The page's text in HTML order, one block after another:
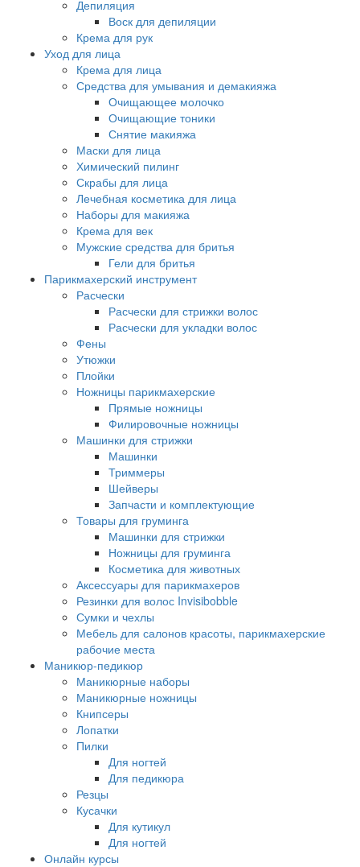
Депиляция
Воск для депиляции
Крема для рук
Уход для лица
Крема для лица
Средства для умывания и демакияжа
Очищающее молочко
Очищающие тоники
Снятие макияжа
Маски для лица
Химический пилинг
Скрабы для лица
Лечебная косметика для лица
Наборы для макияжа
Крема для век
Мужские средства для бритья
Гели для бритья
Парикмахерский инструмент
Расчески
Расчески для стрижки волос
Расчески для укладки волос
Фены
Утюжки
Плойки
Ножницы парикмахерские
Прямые ножницы
Филировочные ножницы
Машинки для стрижки
Машинки
Триммеры
Шейверы
Запчасти и комплектующие
Товары для груминга
Машинки для стрижки
Ножницы для груминга
Косметика для животных
Аксессуары для парикмахеров
Резинки для волос Invisibobble
Сумки и чехлы
Мебель для салонов красоты, парикмахерские
рабочие места
Маникюр-педикюр
Маникюрные наборы
Маникюрные ножницы
Книпсеры
Лопатки
Пилки
Для ногтей
Для педикюра
Резцы
Кусачки
Для кутикул
Для ногтей
Онлайн курсы